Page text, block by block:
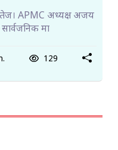
APMC अध्यक्ष अजय
मा
129